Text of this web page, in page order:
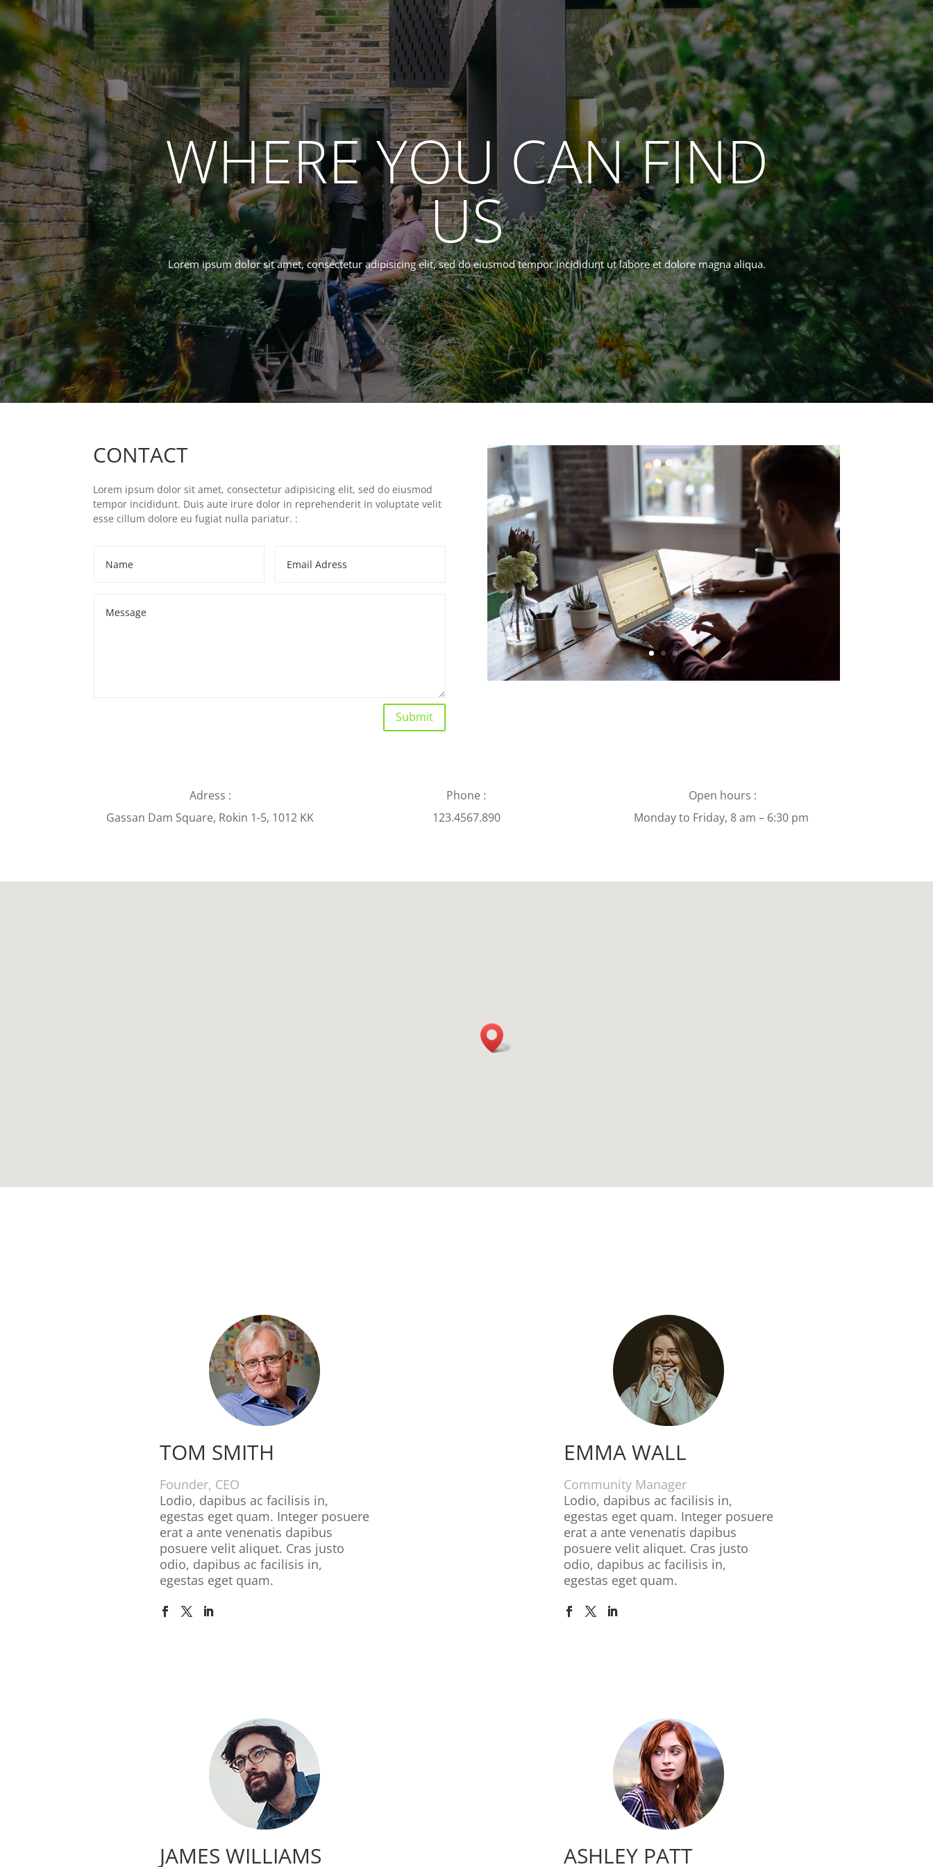
WHERE YOU CAN FIND
US
Lorem ipsum dolor sit amet, consectetur adipisicing elit, sed do eiusmod tempor incididunt ut labore et dolore magna aliqua.
CONTACT
Lorem ipsum dolor sit amet, consectetur adipisicing elit, sed do eiusmod
tempor incididunt. Duis aute irure dolor in reprehenderit in voluptate velit
esse cillum dolore eu fugiat nulla pariatur. :
Submit
Adress :
Gassan Dam Square, Rokin 1-5, 1012 KK
Phone :
123.4567.890
Open hours :
Monday to Friday, 8 am – 6:30 pm
TOM SMITH
Founder, CEO
Lodio, dapibus ac facilisis in,
egestas eget quam. Integer posuere
erat a ante venenatis dapibus
posuere velit aliquet. Cras justo
odio, dapibus ac facilisis in,
egestas eget quam.
EMMA WALL
Community Manager
Lodio, dapibus ac facilisis in,
egestas eget quam. Integer posuere
erat a ante venenatis dapibus
posuere velit aliquet. Cras justo
odio, dapibus ac facilisis in,
egestas eget quam.
JAMES WILLIAMS ASHLEY PATT